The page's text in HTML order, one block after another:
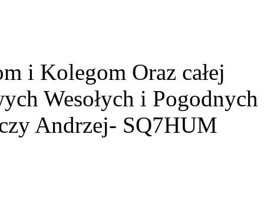
i Kolegom Oraz całej
Wesołych i Pogodnych
Andrzej- SQ7HUM